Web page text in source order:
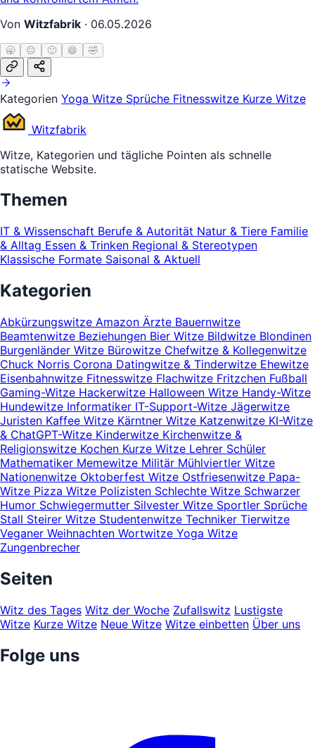
Von Witzfabrik · 06.05.2026
🥱 😐 🙂 😄 🤣
Kategorien Yoga Witze Sprüche Fitnesswitze Kurze Witze
Witzfabrik
Witze, Kategorien und tägliche Pointen als schnelle
statische Website.
Themen
IT & Wissenschaft Berufe & Autorität Natur & Tiere Familie
& Alltag Essen & Trinken Regional & Stereotypen
Klassische Formate Saisonal & Aktuell
Kategorien
Abkürzungswitze Amazon Ärzte Bauernwitze
Beamtenwitze Beziehungen Bier Witze Bildwitze Blondinen
Burgenländer Witze Bürowitze Chefwitze & Kollegenwitze
Chuck Norris Corona Datingwitze & Tinderwitze Ehewitze
Eisenbahnwitze Fitnesswitze Flachwitze Fritzchen Fußball
Gaming-Witze Hackerwitze Halloween Witze Handy-Witze
Hundewitze Informatiker IT-Support-Witze Jägerwitze
Juristen Kaffee Witze Kärntner Witze Katzenwitze KI-Witze
& ChatGPT-Witze Kinderwitze Kirchenwitze &
Religionswitze Kochen Kurze Witze Lehrer Schüler
Mathematiker Memewitze Militär Mühlviertler Witze
Nationenwitze Oktoberfest Witze Ostfriesenwitze Papa-
Witze Pizza Witze Polizisten Schlechte Witze Schwarzer
Humor Schwiegermutter Silvester Witze Sportler Sprüche
Stall Steirer Witze Studentenwitze Techniker Tierwitze
Veganer Weihnachten Wortwitze Yoga Witze
Zungenbrecher
Seiten
Witz des Tages Witz der Woche Zufallswitz Lustigste
Witze Kurze Witze Neue Witze Witze einbetten Über uns
Folge uns